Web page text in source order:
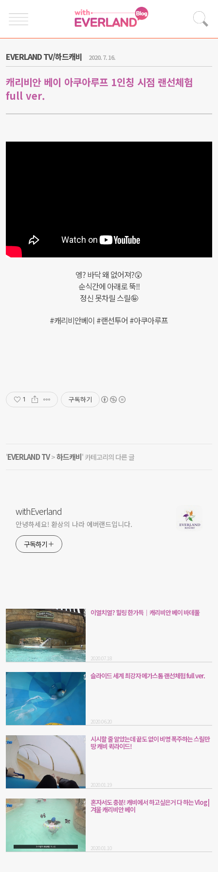
EVERLAND TV/하드캐비 2020. 7. 16.
캐리비안 베이 아쿠아루프 1인칭 시점 랜선체험
full ver.
엥? 바닥 왜 없어져?😲
순식간에 아래로 뚝!!
정신 못차릴 스릴🤪
#캐리비안베이 #랜선투어 #아쿠아루프
1 구독하기
'EVERLAND TV>하드캐비' 카테고리의 다른 글
withEverland
안녕하세요! 환상의 나라 에버랜드입니다.
구독하기
이열치열? 힐링 한가득｜캐리비안 베이 바데풀
2020.07.18
슬라이드 세계 최강자 메가스톰 랜선체험 full ver.
2020.06.20
시시할 줄 알았는데 끝도 없이 비명 폭주하는 스릴만
땅 캐비 퀵라이드!
2020.01.19
혼자서도 충분! 캐비에서 하고싶은거 다 하는 Vlog |
겨울 캐리비안 베이
2020.01.10